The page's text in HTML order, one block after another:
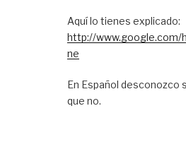
Aquí lo tienes explicado:
http://
ne
En Español desconozco
que no.